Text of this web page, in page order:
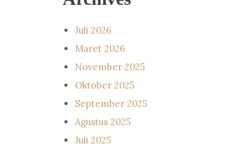
Juli 2026
Maret 2026
November 2025
Oktober 2025
September 2025
Agustus 2025
Juli 2025